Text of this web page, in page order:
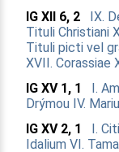
IG XII 6, 2
IX.
Tituli Christiani
Tituli picti vel
XVII. Corassiae
IG XV 1, 1
I.
Drýmou IV.
IG XV 2, 1
I.
Idalium VI.